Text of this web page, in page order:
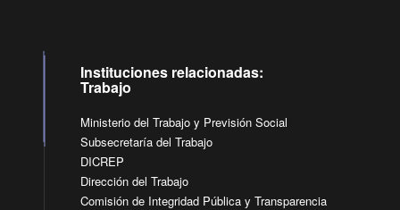
Instituciones relacionadas:
Trabajo
Ministerio del Trabajo y Previsión Social
Subsecretaría del Trabajo
DICREP
Dirección del Trabajo
Comisión de Integridad Pública y Transparencia